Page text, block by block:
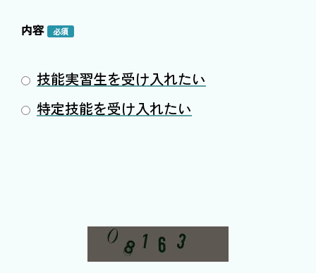
内容 必須
技能実習生を受け入れたい
特定技能を受け入れたい